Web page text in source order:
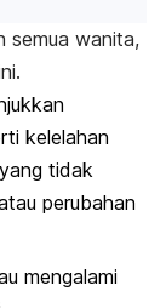
semua wanita,
kelelahan
tidak
perubahan
mengalami